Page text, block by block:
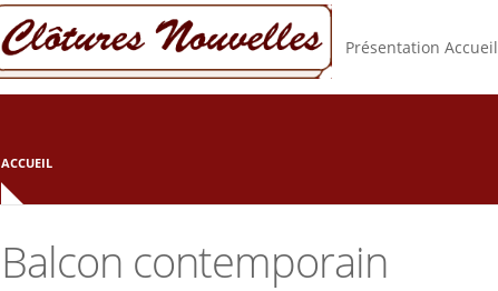
Présentation Accueil
ACCUEIL
Balcon contemporain